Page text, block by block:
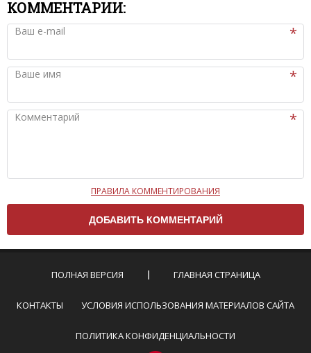
КОММЕНТАРИИ:
Ваш e-mail
Ваше имя
Комментарий
Чтобы ваш комментарий был опубликован на сайте,
вам нужно придерживаться следующих правил:
Комментарий не может быть слишком
эмоциональных высказываний.
Не стоит отклоняться от предмета обсуждения.
Пожалуйста, не используйте в комментарие
призывы к насилию и высказывания,
направленные на разжигание расовой,
ПРАВИЛА КОММЕНТИРОВАНИЯ
ПОЛНАЯ ВЕРСИЯ ГЛАВНАЯ СТРАНИЦА
КОНТАКТЫ УСЛОВИЯ ИСПОЛЬЗОВАНИЯ МАТЕРИАЛОВ САЙТА
ПОЛИТИКА КОНФИДЕНЦИАЛЬНОСТИ